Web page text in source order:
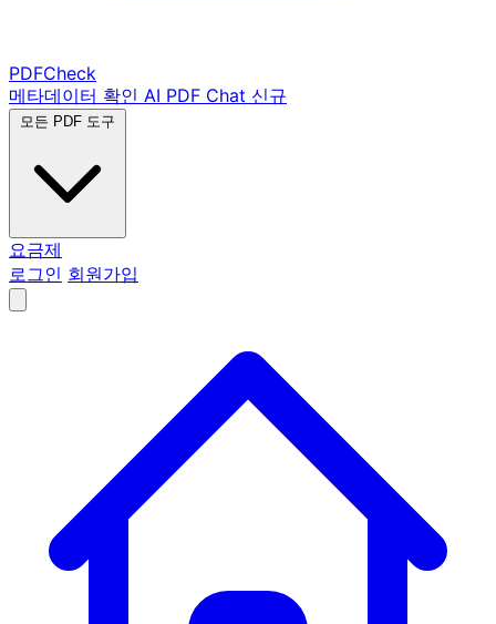
PDFCheck
메타데이터 확인 AI PDF Chat 신규
모든 PDF 도구
요금제
로그인 회원가입